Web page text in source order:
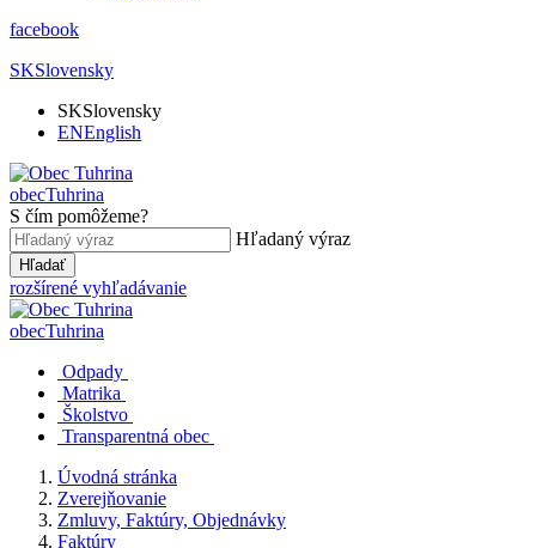
facebook
SKSlovensky
SKSlovensky
ENEnglish
obecTuhrina
S čím pomôžeme?
Hľadaný výraz
Hľadať
rozšírené vyhľadávanie
obecTuhrina
Odpady
Matrika
Školstvo
Transparentná obec
Úvodná stránka
Zverejňovanie
Zmluvy, Faktúry, Objednávky
Faktúry